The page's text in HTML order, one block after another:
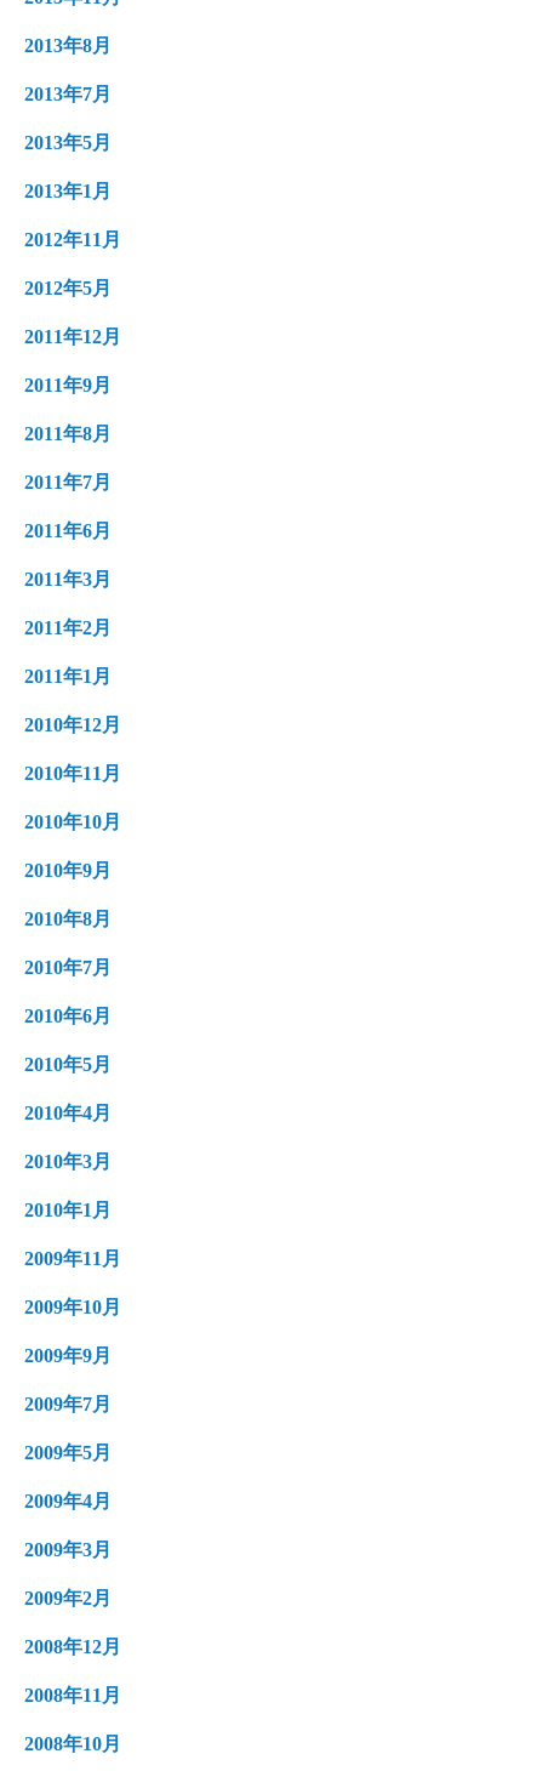
2013年8月
2013年7月
2013年5月
2013年1月
2012年11月
2012年5月
2011年12月
2011年9月
2011年8月
2011年7月
2011年6月
2011年3月
2011年2月
2011年1月
2010年12月
2010年11月
2010年10月
2010年9月
2010年8月
2010年7月
2010年6月
2010年5月
2010年4月
2010年3月
2010年1月
2009年11月
2009年10月
2009年9月
2009年7月
2009年5月
2009年4月
2009年3月
2009年2月
2008年12月
2008年11月
2008年10月